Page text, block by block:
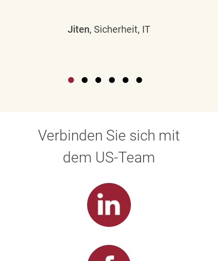
Jiten, Sicherheit, IT
Verbinden Sie sich mit
dem US-Team